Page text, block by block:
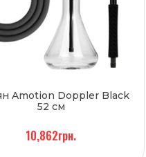
Amotion Doppler Black
52 см
10,862грн.